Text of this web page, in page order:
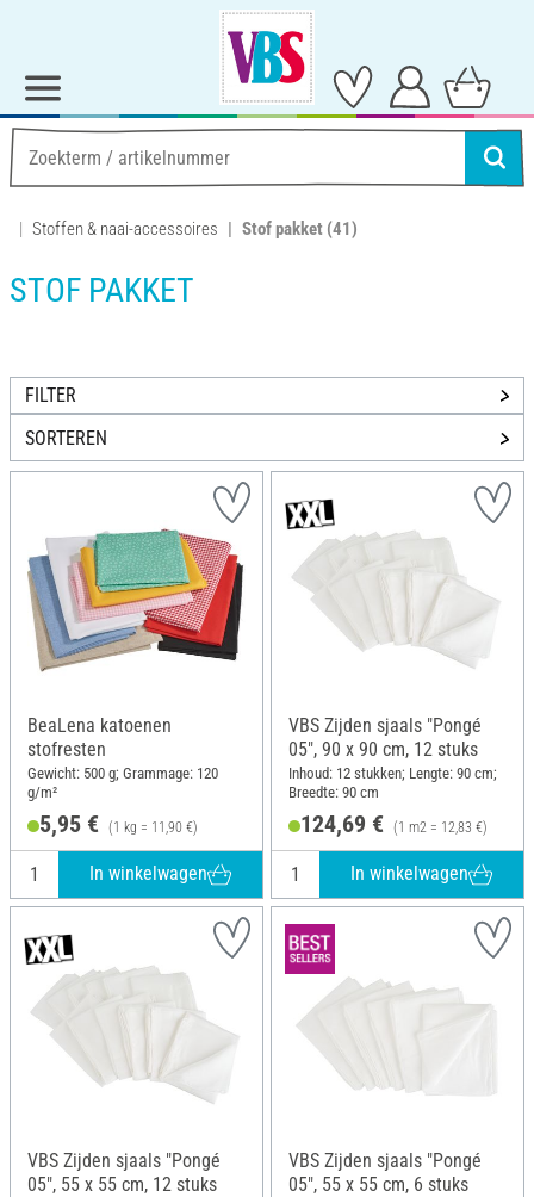
Stoffen & naai-accessoires Stof pakket (41)
STOF PAKKET
FILTER
SORTEREN
BeaLena katoenen
stofresten
Gewicht: 500 g; Grammage: 120
g/m²
5,95 € (1 kg = 11,90 €)
In winkelwagen
VBS Zijden sjaals "Pongé
05", 90 x 90 cm, 12 stuks
Inhoud: 12 stukken; Lengte: 90 cm;
Breedte: 90 cm
124,69 € (1 m2 = 12,83 €)
In winkelwagen
VBS Zijden sjaals "Pongé
05", 55 x 55 cm, 12 stuks
VBS Zijden sjaals "Pongé
05", 55 x 55 cm, 6 stuks